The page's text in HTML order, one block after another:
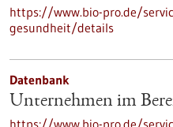
https://www.bio-pro.de/
gesundheit/details
Datenbank
Unternehmen im
https://www.bio-pro.de/